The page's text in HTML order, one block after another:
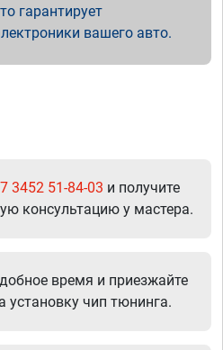
гарантирует
вашего авто.
3452 51-84-03 и получите
консультацию у мастера.
время и приезжайте
установку чип тюнинга.